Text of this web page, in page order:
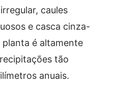
caules
e casca cinza-
planta é altamente
tão
anuais.